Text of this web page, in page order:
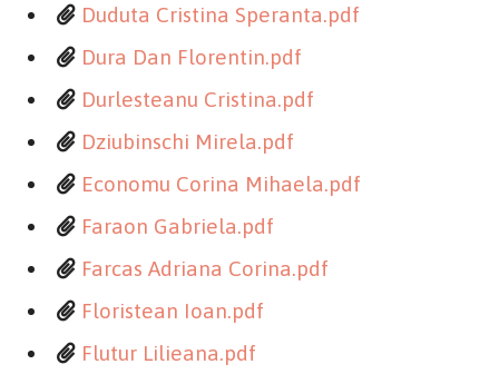
Duduta Cristina Speranta.pdf
Dura Dan Florentin.pdf
Durlesteanu Cristina.pdf
Dziubinschi Mirela.pdf
Economu Corina Mihaela.pdf
Faraon Gabriela.pdf
Farcas Adriana Corina.pdf
Floristean Ioan.pdf
Flutur Lilieana.pdf